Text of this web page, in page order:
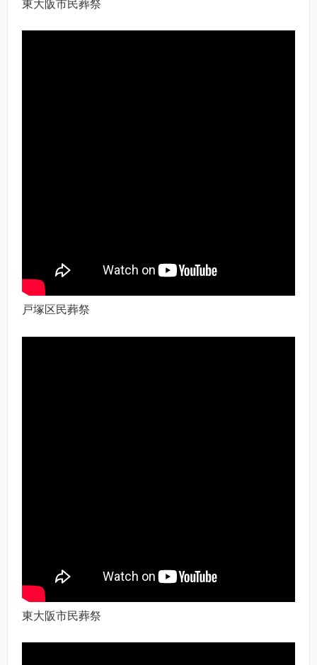
東大阪市民葬祭
戸塚区民葬祭
東大阪市民葬祭